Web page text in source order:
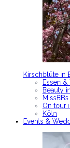
Kirschblüte in
Essen &
Beauty
On tour
Köln
Events &